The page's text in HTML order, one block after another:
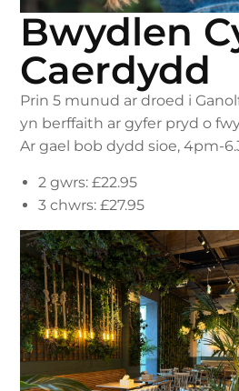
Bwydlen
Caerdydd
Prin 5 munud ar droed i
yn berffaith ar gyfer pryd o
Ar gael bob dydd sioe, 4pm-
2 gwrs: £22.95
3 chwrs: £27.95